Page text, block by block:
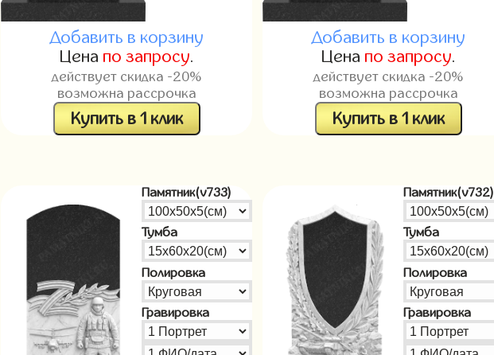
Добавить в корзину
Цена по запросу.
действует скидка -20%
возможна рассрочка
Купить в 1 клик
Добавить в корзину
Цена по запросу.
действует скидка -20%
возможна рассрочка
Купить в 1 клик
Памятник(v733)
Тумба
Полировка
Гравировка
Памятник(v732)
Тумба
Полировка
Гравировка